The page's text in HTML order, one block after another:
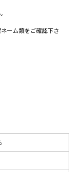
ーム類をご確認下さ